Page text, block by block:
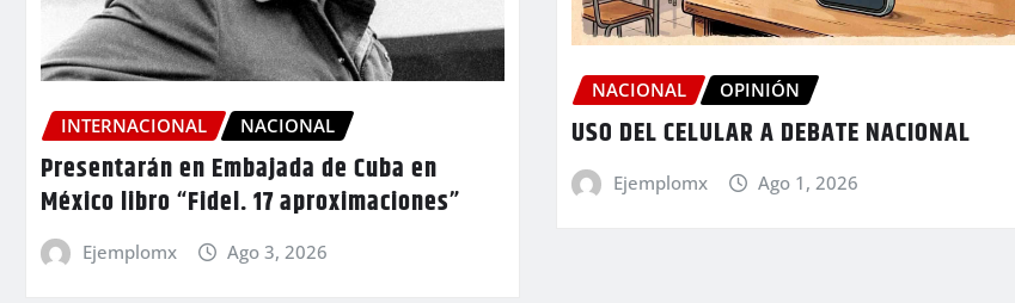
INTERNACIONAL NACIONAL
Presentarán en Embajada de Cuba en
México libro “Fidel. 17 aproximaciones”
Ejemplomx Ago 3, 2026
NACIONAL OPINIÓN
USO DEL CELULAR A DEBATE NACIONAL
Ejemplomx Ago 1, 2026